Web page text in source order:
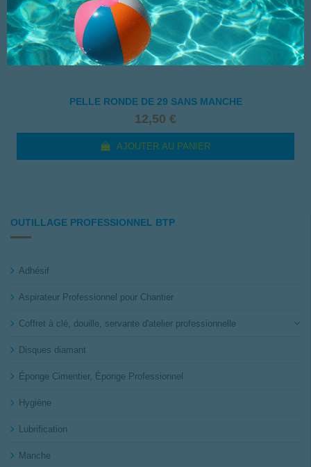
PELLE RONDE DE 29 SANS MANCHE
12,50 €
AJOUTER AU PANIER
OUTILLAGE PROFESSIONNEL BTP
Adhésif
Aspirateur Professionnel pour Chantier
Coffret à clé, douille, servante d'atelier professionnelle
Disques diamant
Éponge Cimentier, Éponge Professionnel
Hygiène
Lubrification
Manche